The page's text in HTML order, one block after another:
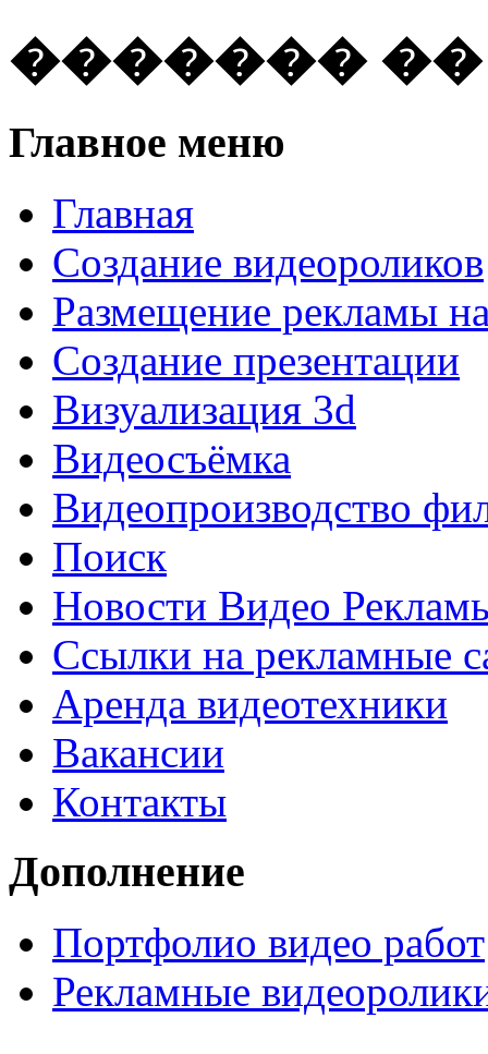
�������
Главное меню
Главная
Создание видеороликов
Размещение рекламы
Создание презентации
Визуализация 3d
Видеосъёмка
Видеопроизводство
Поиск
Новости Видео
Ссылки на рекламные
Аренда видеотехники
Вакансии
Контакты
Дополнение
Портфолио видео работ
Рекламные